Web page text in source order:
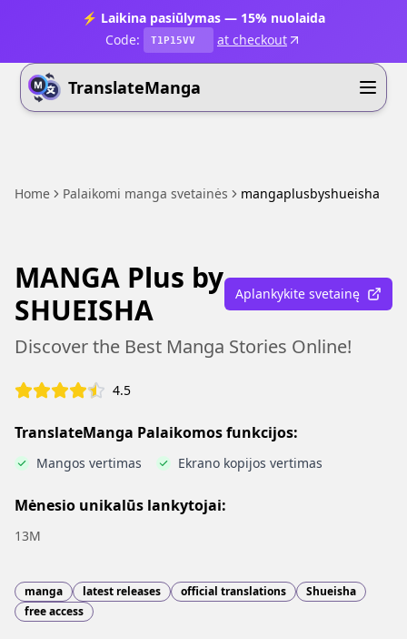
⚡ Laikina pasiūlymas — 15% nuolaida
Code:
T1P15VV at checkout
TranslateManga
Home Palaikomi manga svetainės mangaplusbyshueisha
MANGA Plus by
SHUEISHA
Aplankykite svetainę
Discover the Best Manga Stories Online!
4.5
TranslateManga Palaikomos funkcijos:
Mangos vertimas Ekrano kopijos vertimas
Mėnesio unikalūs lankytojai:
13M
manga latest releases official translations
Shueisha
free access